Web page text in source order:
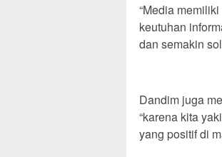
‎“Media
keutuhan
dan semakin
‎Dandim juga
“karena kita
yang positif di